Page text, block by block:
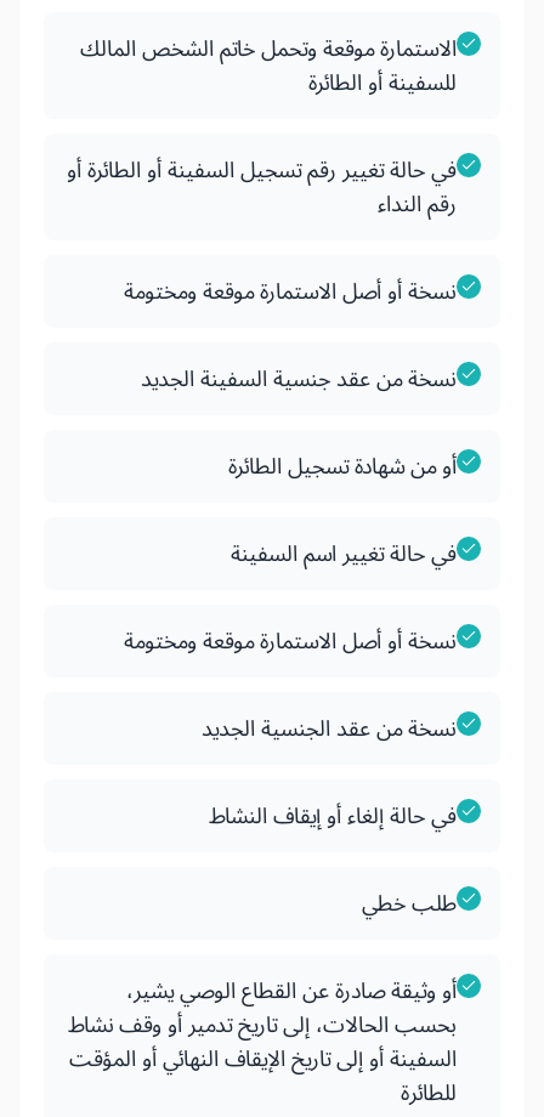
الاستمارة موقعة وتحمل خاتم الشخص المالك
للسفينة أو الطائرة
في حالة تغيير رقم تسجيل السفينة أو الطائرة أو
رقم النداء
نسخة أو أصل الاستمارة موقعة ومختومة
نسخة من عقد جنسية السفينة الجديد
أو من شهادة تسجيل الطائرة
في حالة تغيير اسم السفينة
نسخة أو أصل الاستمارة موقعة ومختومة
نسخة من عقد الجنسية الجديد
في حالة إلغاء أو إيقاف النشاط
طلب خطي
أو وثيقة صادرة عن القطاع الوصي يشير،
بحسب الحالات، إلى تاريخ تدمير أو وقف نشاط
السفينة أو إلى تاريخ الإيقاف النهائي أو المؤقت
للطائرة